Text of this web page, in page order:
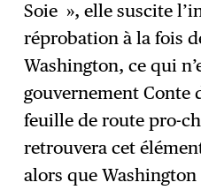
Soie », elle suscite
réprobation à la fois
Washington, ce qui
gouvernement Conte
feuille de route pro-
retrouvera cet
alors que Washington